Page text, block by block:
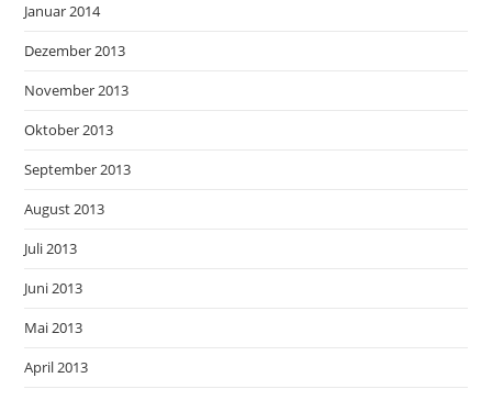
Januar 2014
Dezember 2013
November 2013
Oktober 2013
September 2013
August 2013
Juli 2013
Juni 2013
Mai 2013
April 2013